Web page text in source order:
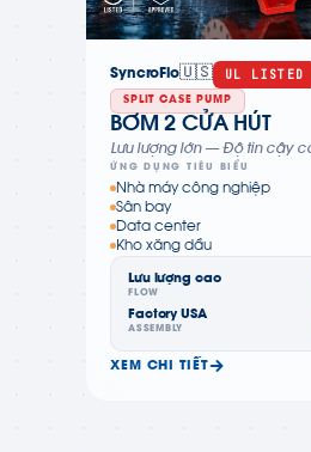
SyncroFlo🇺🇸 UL LISTED
SPLIT CASE PUMP
BƠM 2 CỬA HÚT
Lưu lượng lớn — Độ tin cậy
ỨNG DỤNG TIÊU BIỂU
Nhà máy công nghiệp
Sân bay
Data center
Kho xăng dầu
Lưu lượng cao
FLOW
Factory USA
ASSEMBLY
XEM CHI TIẾT